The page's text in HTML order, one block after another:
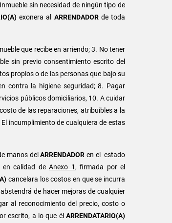
sin necesidad de ningún tipo de
exonera al ARRENDADORde toda
que recibe en arriendo; 3. No tener
sin previo consentimiento escrito del
propios o de las personas que bajo su
contra la higiene seguridad; 8. Pagar
públicos domiciliarios, 10. A cuidar
de las reparaciones, atribuibles a la
incumplimiento de cualquiera de estas
manos delARRENDADORen el estado
en calidad deAnexo 1 , firmada por el
cancelara los costos en que se incurra
de hacer mejoras de cualquier
al reconocimiento del precio, costo o
escrito, a lo que élARRENDATARIO(A)